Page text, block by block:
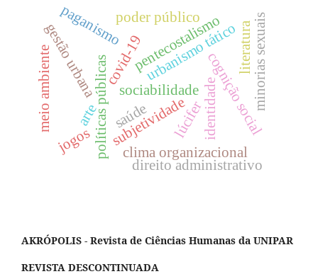
covid-19
sociabilidade
políticas públicas
gestão urbana urbanismo tático
identidade
subjetividade
pentecostalismo
cognição social
clima organizacional
minorias sexuais
poder público
arte lúcifer
paganismo
direito administrativo
literatura
saúde
meio ambiente
jogos
AKRÓPOLIS - Revista de Ciências Humanas da UNIPAR
REVISTA DESCONTINUADA